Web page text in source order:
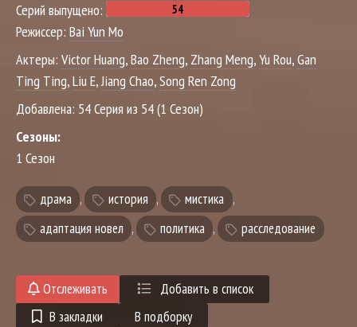
Серий выпущено:
Режиссер: Bai Yun Mo
Актеры: Victor Huang,Bao Zheng, Zhang Meng,Yu Rou,Gan
Ting Ting,Liu E,Jiang Chao,Song Ren Zong
Добавлена: 54 Серия из 54 (1 Сезон)
Сезоны:
1 Сезон
драма , история , мистика ,
адаптация новел , политика , расследование
Отслеживать
Добавить в список
В закладки
В подборку